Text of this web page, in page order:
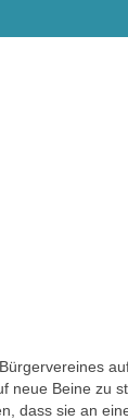
Beine zu
dass sie an